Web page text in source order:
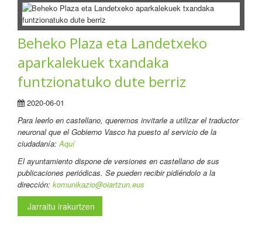
Beheko Plaza eta Landetxeko
aparkalekuek txandaka
funtzionatuko dute berriz
2020-06-01
Para leerlo en castellano, queremos invitarle a utilizar el traductor
neuronal que el Gobierno Vasco ha puesto al servicio de la
ciudadanía:Aquí
El ayuntamiento dispone de versiones en castellano de sus
publicaciones periódicas. Se pueden recibir pidiéndolo a la
dirección: komunikazio@oiartzun.eus
Jarraitu irakurtzen